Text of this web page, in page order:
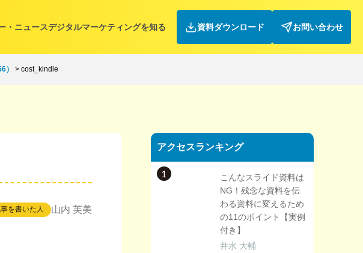
・ニュースデジタルマーケティングを知る 資料ダウンロード お問い合わせ
） > cost_kindle
を書いた人 山内 芙美
アクセスランキング
1
こんなスライド資料は
NG！残念な資料を伝
わる資料に変えるため
の11のポイント【実例
付き】
井水 大輔